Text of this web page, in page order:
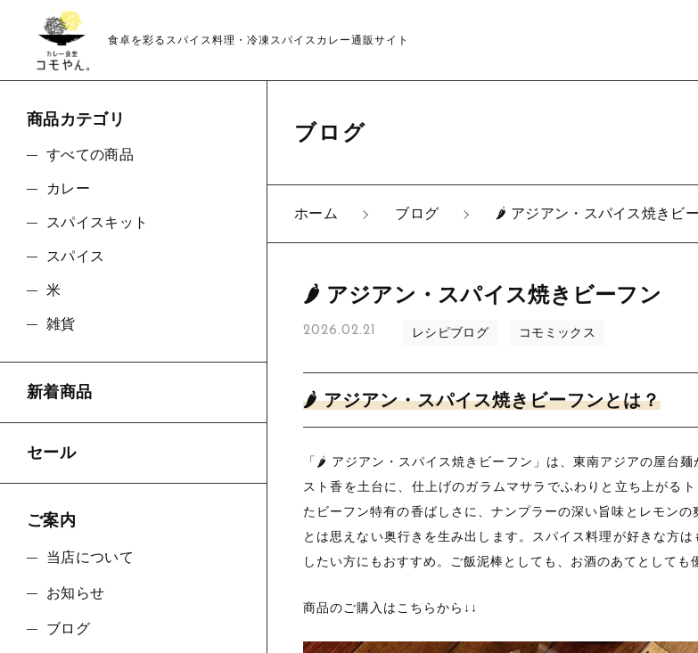
食卓を彩るスパイス料理・冷凍スパイスカレー通販サイト
ブログ
ホーム ブログ 🌶️ アジアン・スパイス焼きビ
🌶️ アジアン・スパイス焼きビーフン
2026.02.21 レシピブログ コモミックス
🌶️ アジアン・スパイス焼きビーフンとは？
「🌶️ アジアン・スパイス焼きビーフン」は、東南アジアの屋台
スト香を土台に、仕上げのガラムマサラでふわりと立ち上がる
たビーフン特有の香ばしさに、ナンプラーの深い旨味とレモン
とは思えない奥行きを生み出します。スパイス料理が好きな方
したい方にもおすすめ。ご飯泥棒としても、お酒のあてとして
商品のご購入はこちらから↓↓
商品カテゴリ
すべての商品
カレー
スパイスキット
スパイス
米
雑貨
新着商品
セール
ご案内
当店について
お知らせ
ブログ